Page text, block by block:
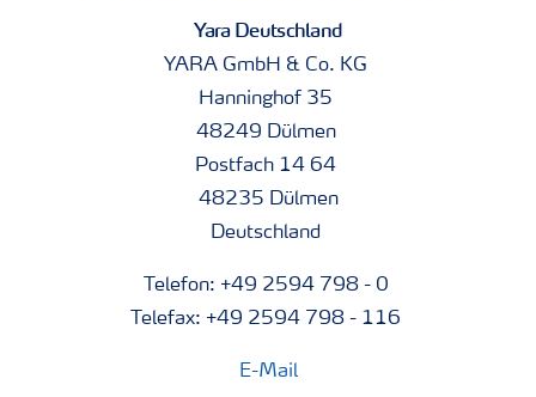
Yara Deutschland
YARA GmbH & Co. KG
Hanninghof 35
48249 Dülmen
Postfach 14 64
48235 Dülmen
Deutschland
Telefon: +49 2594 798 - 0
Telefax: +49 2594 798 - 116
E-Mail